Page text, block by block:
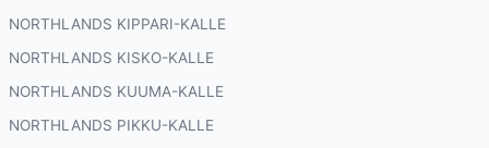
NORTHLANDS KIPPARI-KALLE
NORTHLANDS KISKO-KALLE
NORTHLANDS KUUMA-KALLE
NORTHLANDS PIKKU-KALLE